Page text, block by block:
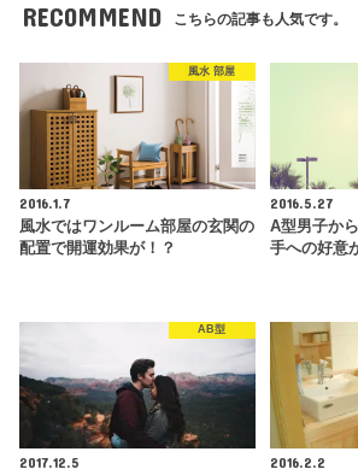
RECOMMEND こちらの記事も人気です。
風水 部屋
2016.1.7
風水ではワンルーム部屋の玄関の
配置で開運効果が！？
2016.5.27
A型男子か
手への好意
AB型
2017.12.5
2016.2.2